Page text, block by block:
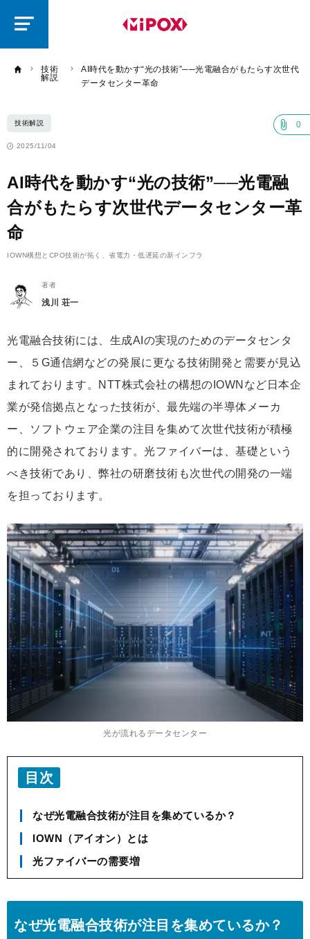
技術
解説
AI時代を動かす“光の技術”──光電融合がもたらす次世代
データセンター革命
技術解説 0
2025/11/04
AI時代を動かす“光の技術”──光電融
合がもたらす次世代データセンター革
命
IOWN構想とCPO技術が拓く、省電力・低遅延の新インフラ
著者
浅川 荘一
光電融合技術には、生成AIの実現のためのデータセンタ
ー、５G通信網などの発展に更なる技術開発と需要が見込
まれております。NTT株式会社の構想のIOWNなど日本企
業が発信拠点となった技術が、最先端の半導体メーカ
ー、ソフトウェア企業の注目を集めて次世代技術が積極
的に開発されております。光ファイバーは、基礎という
べき技術であり、弊社の研磨技術も次世代の開発の一端
を担っております。
光が流れるデータセンター
目次
なぜ光電融合技術が注目を集めているか？
IOWN（アイオン）とは
光ファイバーの需要増
なぜ光電融合技術が注目を集めているか？